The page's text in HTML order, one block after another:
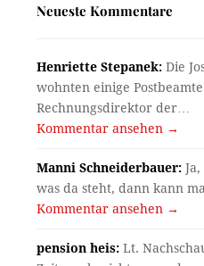
Neueste Kommentare
Henriette Stepanek: Die
wohnten einige
Rechnungsdirektor der…
Kommentar ansehen →
Manni Schneiderbauer:
was da steht, dann kann
Kommentar ansehen →
pension heis: Lt.